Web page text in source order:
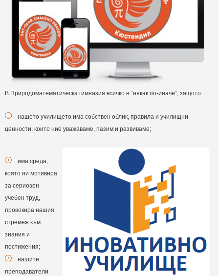
В Природоматематическа гимназия всичко е “някак по-иначе”, защото:
нашето училището има собствен облик, правила и училищни
ценности, които ние уважаваме, пазим и развиваме;
има среда,
която ни мотивира
за сериозен
учебен труд,
провокира нашия
стремеж към
знания и
постижения;
нашите
преподаватели